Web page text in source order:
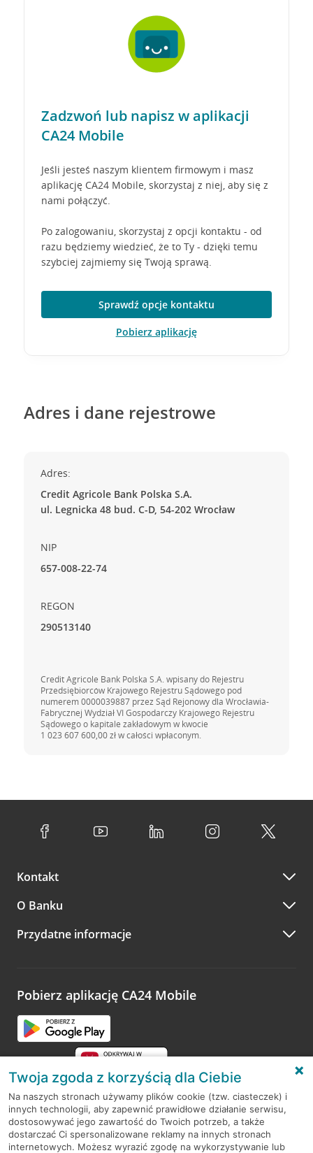
Zadzwoń lub napisz w aplikacji
CA24 Mobile
Jeśli jesteś naszym klientem firmowym i masz
aplikację CA24 Mobile, skorzystaj z niej, aby się z
nami połączyć.
Po zalogowaniu, skorzystaj z opcji kontaktu - od
razu będziemy wiedzieć, że to Ty - dzięki temu
szybciej zajmiemy się Twoją sprawą.
Sprawdź opcje kontaktu
Pobierz aplikację
Adres i dane rejestrowe
Adres:
Credit Agricole Bank Polska S.A.
ul. Legnicka 48 bud. C-D, 54-202 Wrocław
NIP
657-008-22-74
REGON
290513140
Credit Agricole Bank Polska S.A. wpisany do Rejestru
Przedsiębiorców Krajowego Rejestru Sądowego pod
numerem 0000039887 przez Sąd Rejonowy dla Wrocławia-
Fabrycznej Wydział VI Gospodarczy Krajowego Rejestru
Sądowego o kapitale zakładowym w kwocie
1 023 607 600,00 złw całości wpłaconym.
Kontakt
O Banku
Przydatne informacje
Pobierz aplikację CA24 Mobile
RODO
Regulamin serwisu
Twoja zgoda z korzyścią dla Ciebie
Na naszych stronach używamy plików cookie (tzw. ciasteczek) i
innych technologii, aby zapewnić prawidłowe działanie serwisu,
dostosowywać jego zawartość do Twoich potrzeb, a także
dostarczać Ci spersonalizowane reklamy na innych stronach
internetowych. Możesz wyrazić zgodę na wykorzystywanie lub